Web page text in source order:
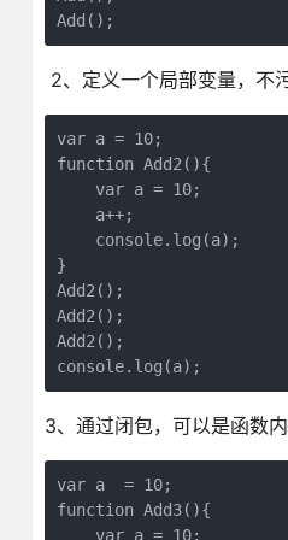
Add();
2、定义一个局部变量，不
var a = 10;
function Add2(){
var a = 10;
a++;
console.log(a);
}
Add2();
Add2();
Add2();
console.log(a);
3、通过闭包，可以是函数
var a  = 10;
function Add3(){
var a = 10;